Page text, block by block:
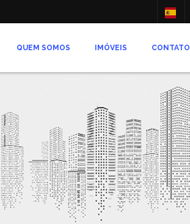
QUEM SOMOS IMÓVEIS CONTATO